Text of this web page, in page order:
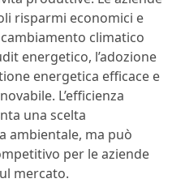
risparmi economici e
climatico
energetico, l’adozione
energetica efficace e
L’efficienza
una scelta
ambientale, ma può
per le aziende
mercato.